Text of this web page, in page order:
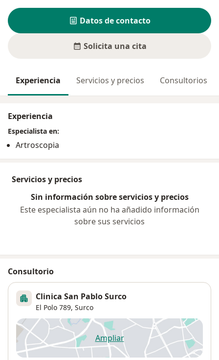
Datos de contacto
Solicita una cita
Experiencia Servicios y precios Consultorios
Experiencia
Especialista en:
Artroscopia
Servicios y precios
Sin información sobre servicios y precios
Este especialista aún no ha añadido información
sobre sus servicios
Consultorio
Clinica San Pablo Surco
El Polo 789, Surco
Ampliarse abre en una nueva